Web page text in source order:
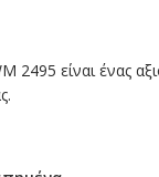
2495 είναι ένας